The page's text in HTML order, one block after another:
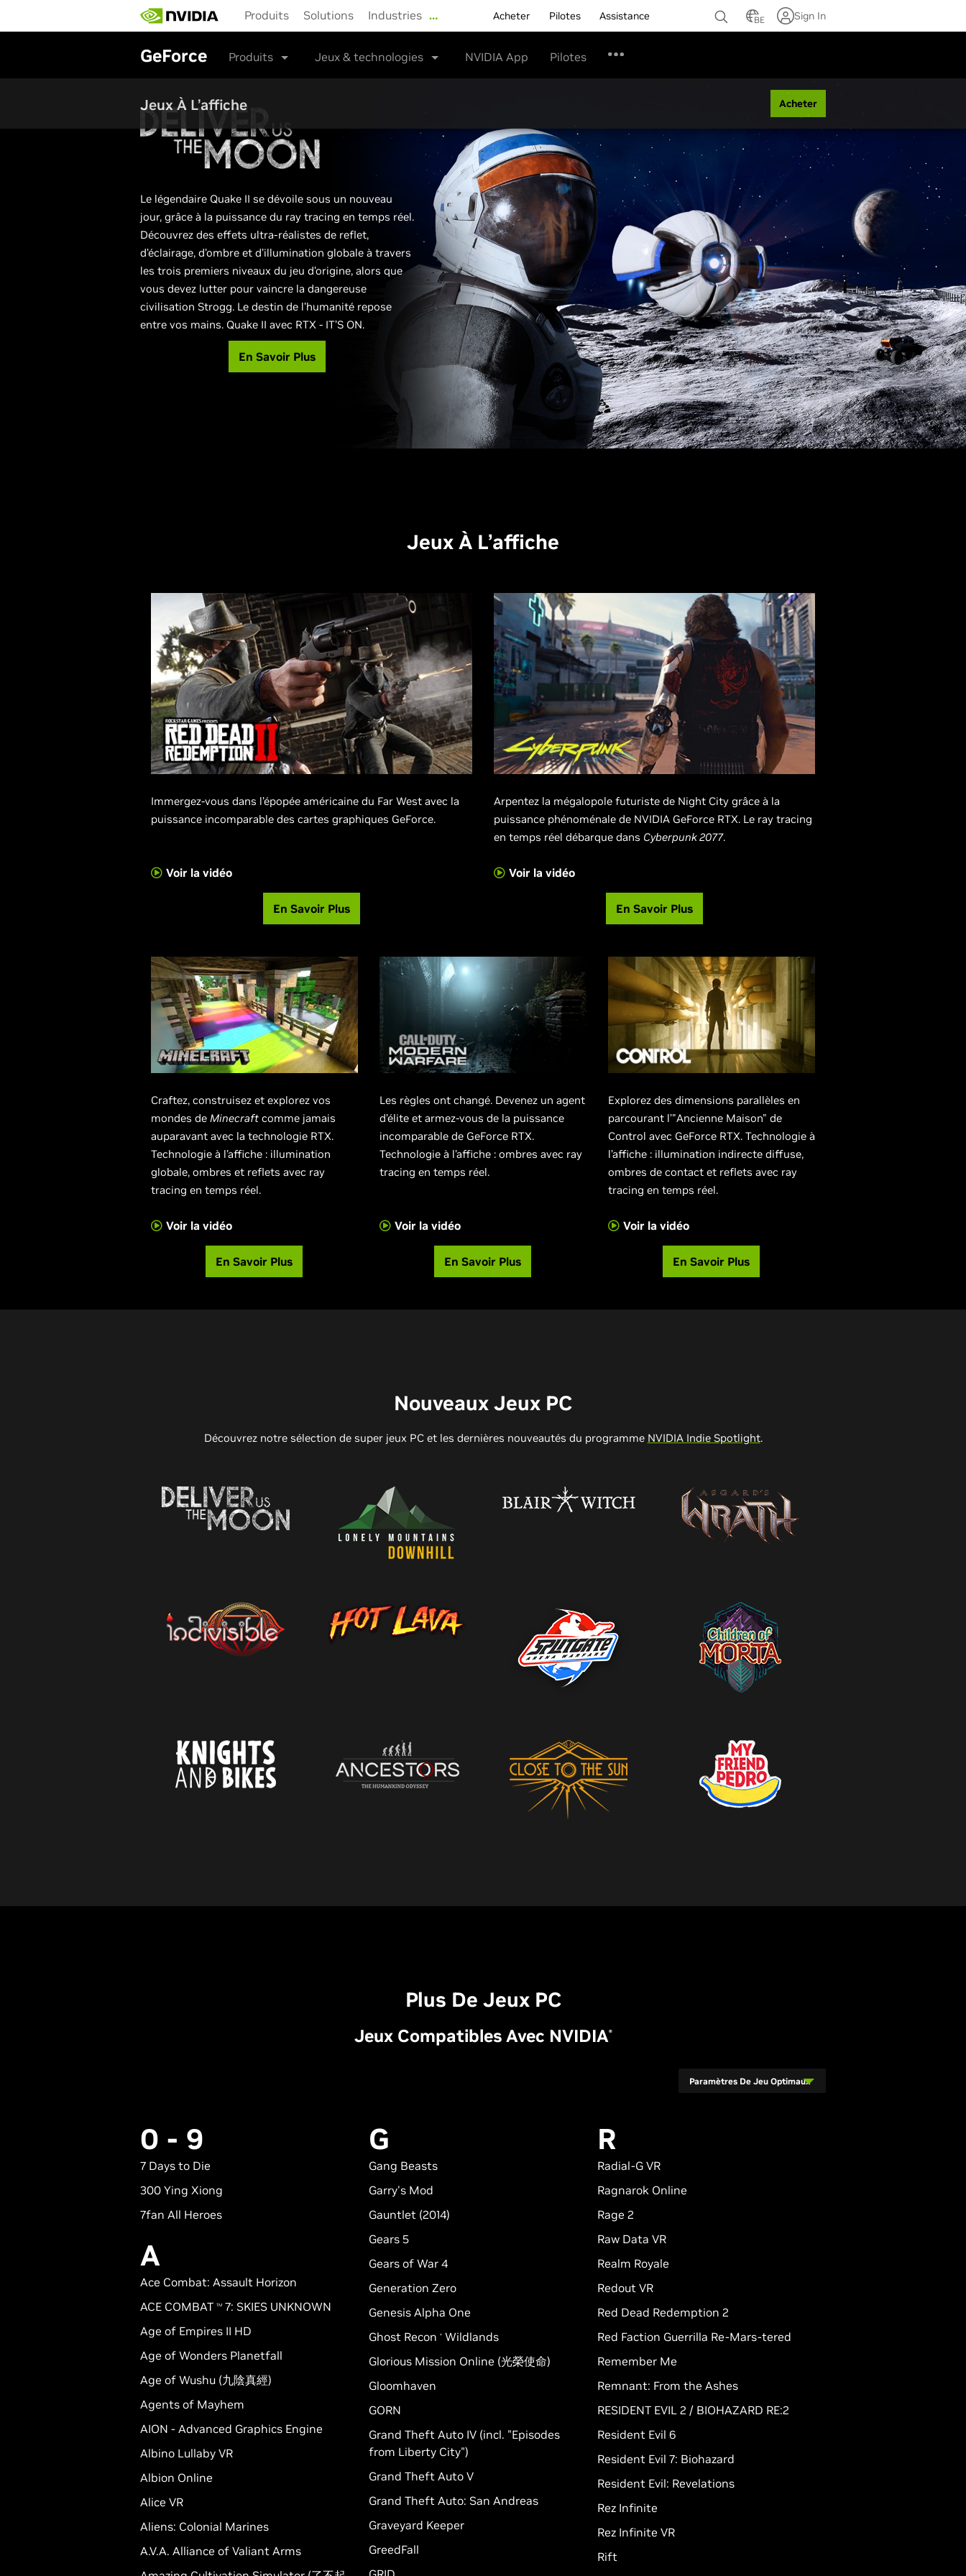
main
Produits Solutions Industries … Acheter Pilotes Assistance BE Sign In
GeForce Produits Jeux & technologies NVIDIA App Pilotes
Jeux À L’affiche Acheter
Le légendaire Quake II se dévoile sous un nouveau
jour, grâce à la puissance du ray tracing en temps réel.
Découvrez des effets ultra-réalistes de reflet,
d’éclairage, d’ombre et d’illumination globale à travers
les trois premiers niveaux du jeu d’origine, alors que
vous devez lutter pour vaincre la dangereuse
civilisation Strogg. Le destin de l’humanité repose
entre vos mains. Quake II avec RTX - IT’S ON.
En Savoir Plus
Jeux À L’affiche
Immergez-vous dans l’épopée américaine du Far West avec la
puissance incomparable des cartes graphiques GeForce.
Voir la vidéo
En Savoir Plus
Arpentez la mégalopole futuriste de Night City grâce à la
puissance phénoménale de NVIDIA GeForce RTX. Le ray tracing
en temps réel débarque dans Cyberpunk 2077.
Voir la vidéo
En Savoir Plus
Craftez, construisez et explorez vos
mondes de Minecraft comme jamais
auparavant avec la technologie RTX.
Technologie à l’affiche : illumination
globale, ombres et reflets avec ray
tracing en temps réel.
Voir la vidéo
En Savoir Plus
Les règles ont changé. Devenez un agent
d’élite et armez-vous de la puissance
incomparable de GeForce RTX.
Technologie à l’affiche : ombres avec ray
tracing en temps réel.
Voir la vidéo
En Savoir Plus
Explorez des dimensions parallèles en
parcourant l’"Ancienne Maison" de
Control avec GeForce RTX. Technologie à
l’affiche : illumination indirecte diffuse,
ombres de contact et reflets avec ray
tracing en temps réel.
Voir la vidéo
En Savoir Plus
Nouveaux Jeux PC
Découvrez notre sélection de super jeux PC et les dernières nouveautés du programme NVIDIA Indie Spotlight.
Plus De Jeux PC
Jeux Compatibles Avec NVIDIA®
Paramètres De Jeu Optimaux
0 - 9
7 Days to Die
300 Ying Xiong
7fan All Heroes
A
Ace Combat: Assault Horizon
ACE COMBAT TM 7: SKIES UNKNOWN
Age of Empires II HD
Age of Wonders Planetfall
Age of Wushu (九陰真經)
Agents of Mayhem
AION - Advanced Graphics Engine
Albino Lullaby VR
Albion Online
Alice VR
Aliens: Colonial Marines
A.V.A. Alliance of Valiant Arms
G
Gang Beasts
Garry's Mod
Gauntlet (2014)
Gears 5
Gears of War 4
Generation Zero
Genesis Alpha One
Ghost Recon
®Wildlands
Glorious Mission Online (光榮使命)
Gloomhaven
GORN
Grand Theft Auto IV (incl. "Episodes
from Liberty City")
Grand Theft Auto V
Grand Theft Auto: San Andreas
Graveyard Keeper
GreedFall
R
Radial-G VR
Ragnarok Online
Rage 2
Raw Data VR
Realm Royale
Redout VR
Red Dead Redemption 2
Red Faction Guerrilla Re-Mars-tered
Remember Me
Remnant: From the Ashes
RESIDENT EVIL 2 / BIOHAZARD RE:2
Resident Evil 6
Resident Evil 7: Biohazard
Resident Evil: Revelations
Rez Infinite
Rez Infinite VR
Rift